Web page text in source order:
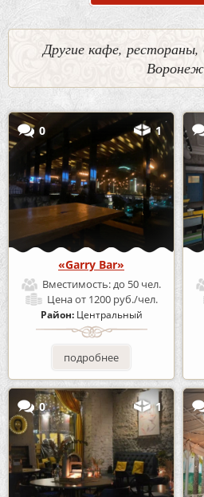
Другие кафе,
0 1
«Garry Bar»
Вместимость:до 50 чел.
Ценаот 1200 руб./чел.
Район: Центральный
подробнее
0 1